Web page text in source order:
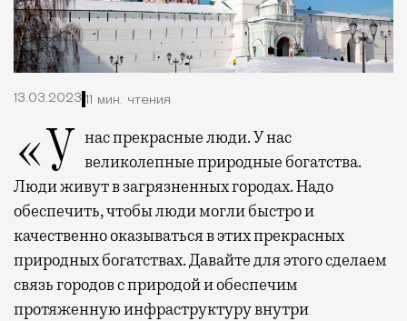
13.03.2023 11 мин. чтения
«У нас прекрасные люди. У нас
великолепные природные богатства.
Люди живут в загрязненных городах. Надо
обеспечить, чтобы люди могли быстро и
качественно оказываться в этих прекрасных
природных богатствах. Давайте для этого сделаем
связь городов с природой и обеспечим
протяженную инфраструктуру внутри